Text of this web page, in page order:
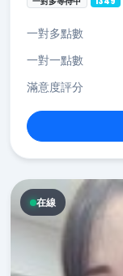
一對多點數
一對一點數
滿意度評分
在線